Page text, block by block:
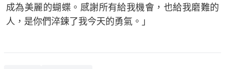
成為美麗的蝴蝶。感謝所有給我機會，也給我磨難的
人，是你們淬鍊了我今天的勇氣。」